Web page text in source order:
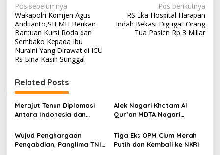
N
a
v
i
g
a
s
i
p
o
s
Pos sebelumnya
Wakapolri Komjen Agus
Andrianto,SH,MH Berikan
Bantuan Kursi Roda dan
Sembako Kepada Ibu
Nuraini Yang Dirawat di ICU
Rs Bina Kasih Sunggal
Pos berikutnya
RS Eka Hospital Harapan
Indah Bekasi Digugat Orang
Tua Pasien Rp 3 Miliar
Related Posts
Merajut Tenun Diplomasi
Antara Indonesia dan
Alek Nagari Khatam Al
Qur’an MDTA Nagari
Wujud Penghargaan
Pengabdian, Panglima TNI
Tiga Eks OPM Cium Merah
Putih dan Kembali ke NKRI